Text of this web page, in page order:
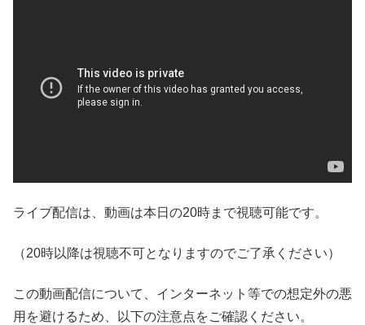
ライブ配信は、動画は本日の20時まで視聴可能です。
（20時以降は視聴不可となりますのでご了承ください）
この動画配信について、インターネット等での想定外の悪
用を避けるため、以下の注意点をご確認ください。